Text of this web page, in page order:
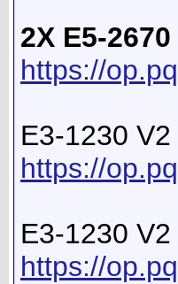
2X E5-
https://
E3-1230
https://
E3-1230
https://